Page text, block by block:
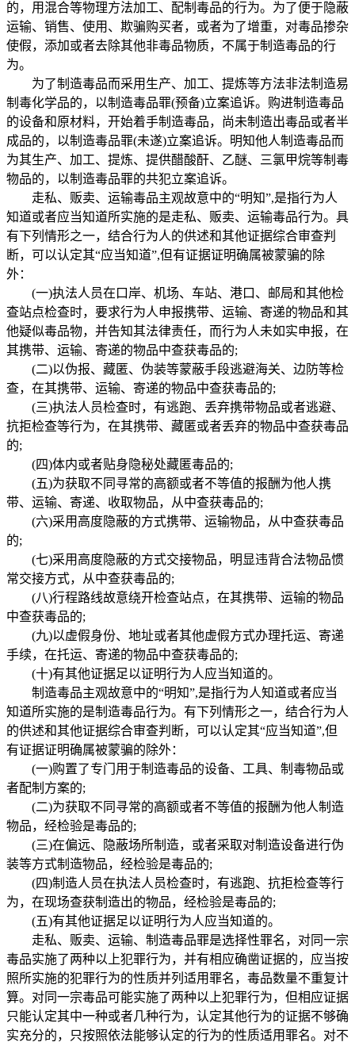
的，用混合等物理方法加工、配制毒品的行为。为了便于隐蔽
运输、销售、使用、欺骗购买者，或者为了增重，对毒品掺杂
使假，添加或者去除其他非毒品物质，不属于制造毒品的行
为。
为了制造毒品而采用生产、加工、提炼等方法非法制造易
制毒化学品的，以制造毒品罪(预备)立案追诉。购进制造毒品
的设备和原材料，开始着手制造毒品，尚未制造出毒品或者半
成品的，以制造毒品罪(未遂)立案追诉。明知他人制造毒品而
为其生产、加工、提炼、提供醋酸酐、乙醚、三氯甲烷等制毒
物品的，以制造毒品罪的共犯立案追诉。
走私、贩卖、运输毒品主观故意中的“明知”,是指行为人
知道或者应当知道所实施的是走私、贩卖、运输毒品行为。具
有下列情形之一，结合行为人的供述和其他证据综合审查判
断，可以认定其“应当知道”,但有证据证明确属被蒙骗的除
外：
(一)执法人员在口岸、机场、车站、港口、邮局和其他检
查站点检查时，要求行为人申报携带、运输、寄递的物品和其
他疑似毒品物，并告知其法律责任，而行为人未如实申报，在
其携带、运输、寄递的物品中查获毒品的;
(二)以伪报、藏匿、伪装等蒙蔽手段逃避海关、边防等检
查，在其携带、运输、寄递的物品中查获毒品的;
(三)执法人员检查时，有逃跑、丢弃携带物品或者逃避、
抗拒检查等行为，在其携带、藏匿或者丢弃的物品中查获毒品
的;
(四)体内或者贴身隐秘处藏匿毒品的;
(五)为获取不同寻常的高额或者不等值的报酬为他人携
带、运输、寄递、收取物品，从中查获毒品的;
(六)采用高度隐蔽的方式携带、运输物品，从中查获毒品
的;
(七)采用高度隐蔽的方式交接物品，明显违背合法物品惯
常交接方式，从中查获毒品的;
(八)行程路线故意绕开检查站点，在其携带、运输的物品
中查获毒品的;
(九)以虚假身份、地址或者其他虚假方式办理托运、寄递
手续，在托运、寄递的物品中查获毒品的;
(十)有其他证据足以证明行为人应当知道的。
制造毒品主观故意中的“明知”,是指行为人知道或者应当
知道所实施的是制造毒品行为。有下列情形之一，结合行为人
的供述和其他证据综合审查判断，可以认定其“应当知道”,但
有证据证明确属被蒙骗的除外：
(一)购置了专门用于制造毒品的设备、工具、制毒物品或
者配制方案的;
(二)为获取不同寻常的高额或者不等值的报酬为他人制造
物品，经检验是毒品的;
(三)在偏远、隐蔽场所制造，或者采取对制造设备进行伪
装等方式制造物品，经检验是毒品的;
(四)制造人员在执法人员检查时，有逃跑、抗拒检查等行
为，在现场查获制造出的物品，经检验是毒品的;
(五)有其他证据足以证明行为人应当知道的。
走私、贩卖、运输、制造毒品罪是选择性罪名，对同一宗
毒品实施了两种以上犯罪行为，并有相应确凿证据的，应当按
照所实施的犯罪行为的性质并列适用罪名，毒品数量不重复计
算。对同一宗毒品可能实施了两种以上犯罪行为，但相应证据
只能认定其中一种或者几种行为，认定其他行为的证据不够确
实充分的，只按照依法能够认定的行为的性质适用罪名。对不